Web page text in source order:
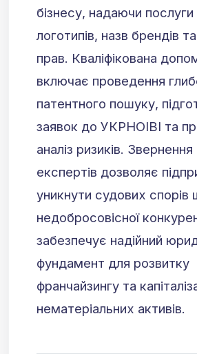
бізнесу, надаючи послуги
логотипів, назв брендів
прав. Кваліфікована
включає проведення
патентного пошуку,
заявок до УКРНОІВІ та
аналіз ризиків.
експертів дозволяє
уникнути судових спорів
недобросовісної
забезпечує надійний
фундамент для розвитку
франчайзингу та
нематеріальних активів.